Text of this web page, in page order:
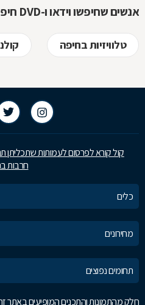
אנשים שחיפשו וידאו ו-DVD חיפשו גם
טלוויזיות בחיפה
קול קורא לפרסום לעמותות שתכליתן
חרבות
כלים
מחירונים
תחומים נפוצים
חלק מהתמונות והתכנים המופיעים באתר